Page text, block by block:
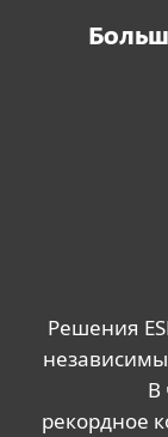
Решения
В
рекордное